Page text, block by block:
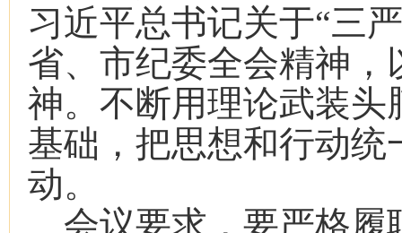
习近平总书记关于“三
省、市纪委全会精神
神。不断用理论武装
基础，把思想和行动
动。
会议要求，要严格履